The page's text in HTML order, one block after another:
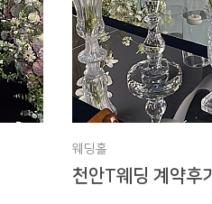
웨딩홀
천안T웨딩 계약후기